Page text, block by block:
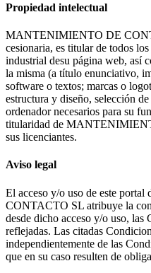
Propiedad intelectual
MANTENIMIENTO DE
cesionaria, es titular de todos
industrial desu página web, así
la misma (a título enunciativo,
software o textos; marcas o
estructura y diseño, selección
ordenador necesarios para su
titularidad de
sus licenciantes.
Aviso legal
El acceso y/o uso de este
CONTACTO SL atribuye la
desde dicho acceso y/o uso, las
reflejadas. Las citadas
independientemente de las
que en su caso resulten de